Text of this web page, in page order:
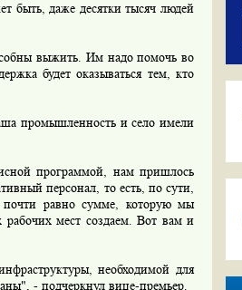
быть, даже десятки тысяч людей
выжить. Им надо помочь во
будет оказываться тем, кто
промышленность и село имели
программой, нам пришлось
персонал, то есть, по сути,
равно сумме, которую мы
мест создаем. Вот вам и
необходимой для
- подчеркнул вице-премьер.